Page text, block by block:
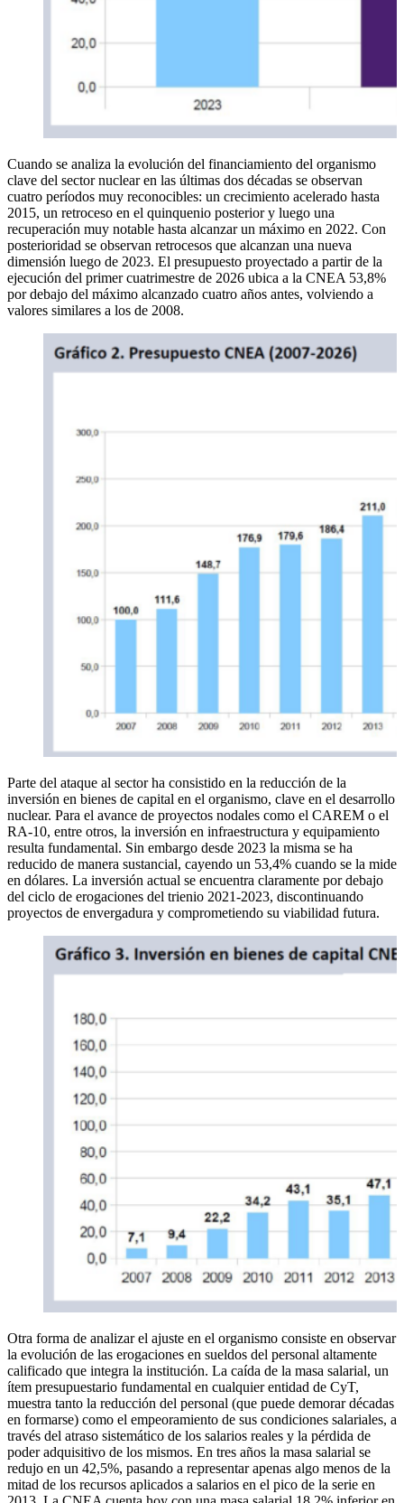
Cuando se analiza la evolución del financiamiento del organismo
clave del sector nuclear en las últimas dos décadas se observan
cuatro períodos muy reconocibles: un crecimiento acelerado hasta
2015, un retroceso en el quinquenio posterior y luego una
recuperación muy notable hasta alcanzar un máximo en 2022. Con
posterioridad se observan retrocesos que alcanzan una nueva
dimensión luego de 2023. El presupuesto proyectado a partir de la
ejecución del primer cuatrimestre de 2026 ubica a la CNEA 53,8%
por debajo del máximo alcanzado cuatro años antes, volviendo a
valores similares a los de 2008.
Parte del ataque al sector ha consistido en la reducción de la
inversión en bienes de capital en el organismo, clave en el desarrollo
nuclear. Para el avance de proyectos nodales como el CAREM o el
RA-10, entre otros, la inversión en infraestructura y equipamiento
resulta fundamental. Sin embargo desde 2023 la misma se ha
reducido de manera sustancial, cayendo un 53,4% cuando se la mide
en dólares. La inversión actual se encuentra claramente por debajo
del ciclo de erogaciones del trienio 2021-2023, discontinuando
proyectos de envergadura y comprometiendo su viabilidad futura.
Otra forma de analizar el ajuste en el organismo consiste en observar
la evolución de las erogaciones en sueldos del personal altamente
calificado que integra la institución. La caída de la masa salarial, un
ítem presupuestario fundamental en cualquier entidad de CyT,
muestra tanto la reducción del personal (que puede demorar décadas
en formarse) como el empeoramiento de sus condiciones salariales, a
través del atraso sistemático de los salarios reales y la pérdida de
poder adquisitivo de los mismos. En tres años la masa salarial se
redujo en un 42,5%, pasando a representar apenas algo menos de la
mitad de los recursos aplicados a salarios en el pico de la serie en